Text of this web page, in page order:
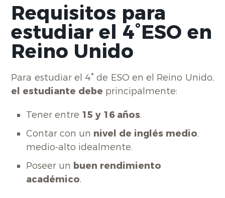
Requisitos para
estudiar el 4°ESO en
Reino Unido
Para estudiar el 4° de ESO en el Reino Unido,
el estudiante debe principalmente:
Tener entre 15 y 16 años.
Contar con un nivel de inglés medio,
medio-alto idealmente.
Poseer un buen rendimiento
académico.